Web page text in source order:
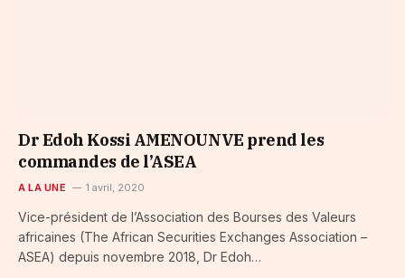
Dr Edoh Kossi AMENOUNVE prend les
commandes de l’ASEA
A LA UNE 1 avril, 2020
Vice-président de l’Association des Bourses des Valeurs
africaines (The African Securities Exchanges Association –
ASEA) depuis novembre 2018, Dr Edoh…